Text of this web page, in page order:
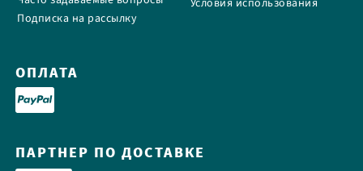
Подписка на рассылку
Условия использования
ОПЛАТА
ПАРТНЕР ПО ДОСТАВКЕ